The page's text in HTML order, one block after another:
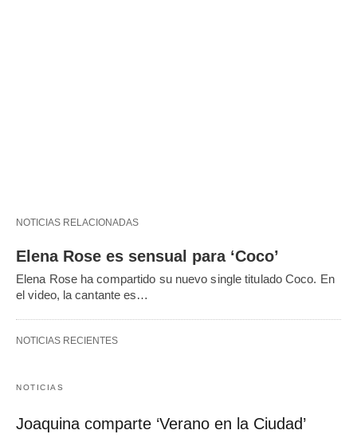
NOTICIAS RELACIONADAS
Elena Rose es sensual para ‘Coco’
Elena Rose ha compartido su nuevo single titulado Coco. En
el video, la cantante es…
NOTICIAS RECIENTES
NOTICIAS
Joaquina comparte ‘Verano en la Ciudad’